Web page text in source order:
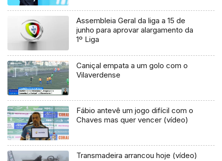
Assembleia Geral da liga a 15 de
junho para aprovar alargamento da
1º Liga
Caniçal empata a um golo com o
Vilaverdense
Fábio antevê um jogo difícil com o
Chaves mas quer vencer (vídeo)
Transmadeira arrancou hoje (vídeo)